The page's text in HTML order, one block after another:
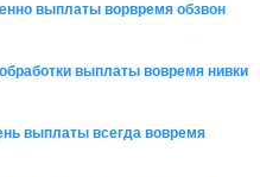
выплаты ворвремя обзвон
выплаты вовремя нивки
выплаты всегда вовремя